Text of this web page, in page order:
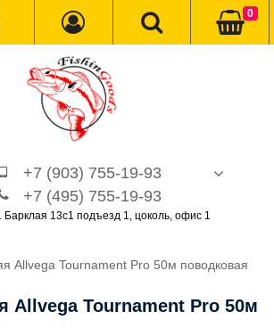
+7 (903) 755-19-93
+7 (495) 755-19-93
Барклая 13с1 подъезд 1, цоколь, офис 1
0
Allvega Tournament Pro 50м поводковая
Allvega Tournament Pro 50м